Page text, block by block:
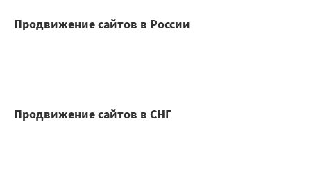
Продвижение сайтов в России
Продвижение сайтов в СНГ